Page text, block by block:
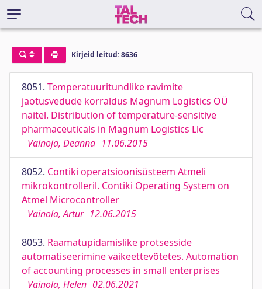
Kirjeid leitud: 8636
8051. Temperatuuritundlike ravimite
jaotusvedude korraldus Magnum Logistics OÜ
näitel. Distribution of temperature-sensitive
pharmaceuticals in Magnum Logistics Llc
Vainoja, Deanna 11.06.2015
8052. Contiki operatsioonisüsteem Atmeli
mikrokontrolleril. Contiki Operating System on
Atmel Microcontroller
Vainola, Artur 12.06.2015
8053. Raamatupidamislike protsesside
automatiseerimine väikeettevõtetes. Automation
of accounting processes in small enterprises
Vainola, Helen 02.06.2021